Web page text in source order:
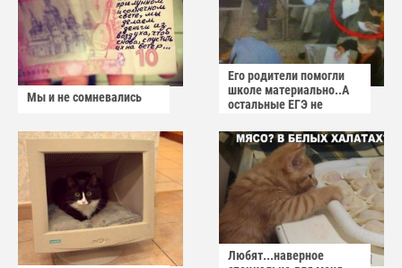
Мы и не сомневались
Его родители помогли
школе материально..А
остальные ЕГЭ не
Любят...наверное